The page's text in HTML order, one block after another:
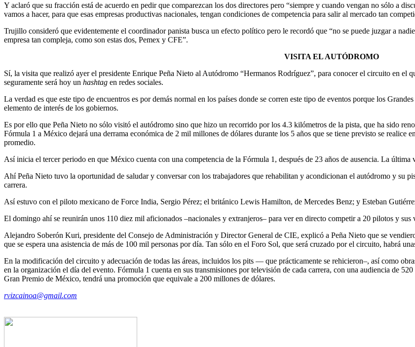
Y aclaró que su fracción está de acuerdo en pedir que comparezcan los dos directores pero “siempre y cuando vengan no sólo a
vamos a hacer, para que esas empresas productivas nacionales, tengan condiciones de competencia para salir al mercado tan
Trujillo consideró que evidentemente el coordinador panista busca un efecto político pero le recordó que “no se puede juzgar a
empresa tan compleja, como son estas dos, Pemex y CFE”.
VISITA EL AUTÓDROMO
Sí, la visita que realizó ayer el presidente Enrique Peña Nieto al Autódromo “Hermanos Rodríguez”, para conocer el circuito en
seguramente será hoy un hashtag en redes sociales.
La verdad es que este tipo de encuentros es por demás normal en los países donde se corren este tipo de eventos porque los
elemento de interés de los gobiernos.
Es por ello que Peña Nieto no sólo visitó el autódromo sino que hizo un recorrido por los 4.3 kilómetros de la pista, que ha sido
Fórmula 1 a México dejará una derrama económica de 2 mil millones de dólares durante los 5 años que se tiene previsto se realice
promedio.
Así inicia el tercer periodo en que México cuenta con una competencia de la Fórmula 1, después de 23 años de ausencia. La
Ahí Peña Nieto tuvo la oportunidad de saludar y conversar con los trabajadores que rehabilitan y acondicionan el autódromo y su
carrera.
Así estuvo con el piloto mexicano de Force India, Sergio Pérez; el británico Lewis Hamilton, de Mercedes Benz; y Esteban
El domingo ahí se reunirán unos 110 diez mil aficionados –nacionales y extranjeros– para ver en directo competir a 20 pilotos y sus
Alejandro Soberón Kuri, presidente del Consejo de Administración y Director General de CIE, explicó a Peña Nieto que se
que se espera una asistencia de más de 100 mil personas por día. Tan sólo en el Foro Sol, que será cruzado por el circuito, habrá
En la modificación del circuito y adecuación de todas las áreas, incluidos los pits — que prácticamente se rehicieron–, así como
en la organización el día del evento. Fórmula 1 cuenta en sus transmisiones por televisión de cada carrera, con una audiencia de
Gran Premio de México, tendrá una promoción que equivale a 200 millones de dólares.
rvizcainoa@gmail.com